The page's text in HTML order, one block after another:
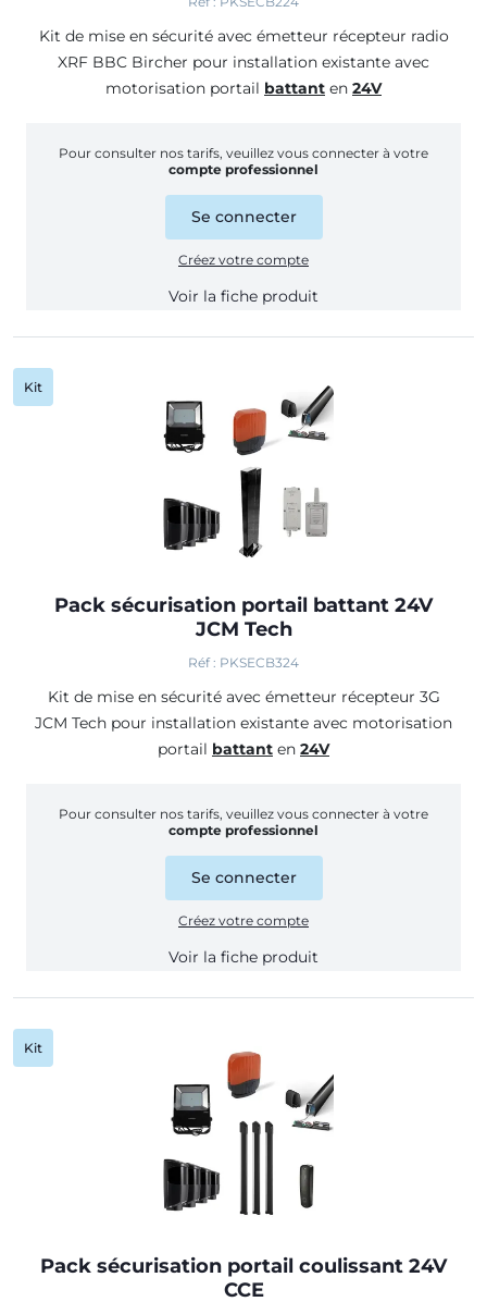
Kit de mise en sécurité avec émetteur récepteur radio
XRF BBC Bircher pour installation existante avec
motorisation portail battant en 24V
Pour consulter nos tarifs, veuillez vous connecter à votre
compte professionnel
Se connecter
Créez votre compte
Voir la fiche produit
Kit
Pack sécurisation portail battant 24V
JCM Tech
Réf : PKSECB324
Kit de mise en sécurité avec émetteur récepteur 3G
JCM Tech pour installation existante avec motorisation
portail battant en 24V
Pour consulter nos tarifs, veuillez vous connecter à votre
compte professionnel
Se connecter
Créez votre compte
Voir la fiche produit
Kit
Pack sécurisation portail coulissant 24V
CCE